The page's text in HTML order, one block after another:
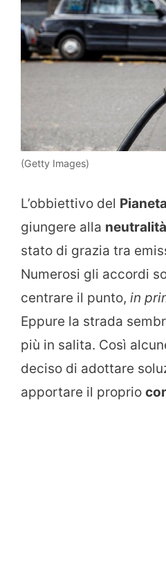
(Getty Images)
L’obbiettivo del Pianeta
giungere alla
stato di grazia tra
Numerosi gli accordi
centrare il punto, in
Eppure la strada
più in salita. Così
deciso di adottare
apportare il proprio